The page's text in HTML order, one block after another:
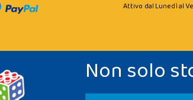
Attivo dal Lunedì al
Non solo